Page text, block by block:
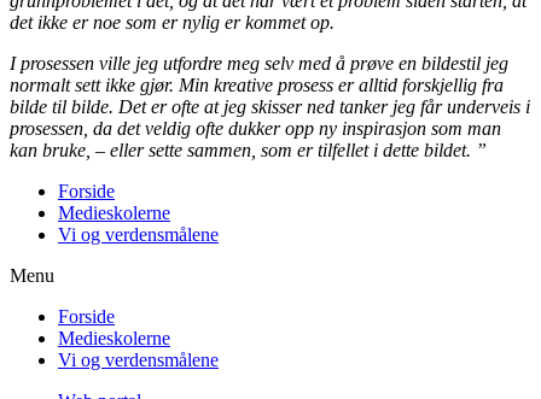
det ikke er noe som er nylig er kommet op.
I prosessen ville jeg utfordre meg selv med å prøve en bildestil jeg
normalt sett ikke gjør. Min kreative prosess er alltid forskjellig fra
bilde til bilde. Det er ofte at jeg skisser ned tanker jeg får underveis i
prosessen, da det veldig ofte dukker opp ny inspirasjon som man
kan bruke, – eller sette sammen, som er tilfellet i dette bildet. ”
Forside
Medieskolerne
Vi og verdensmålene
Menu
Forside
Medieskolerne
Vi og verdensmålene